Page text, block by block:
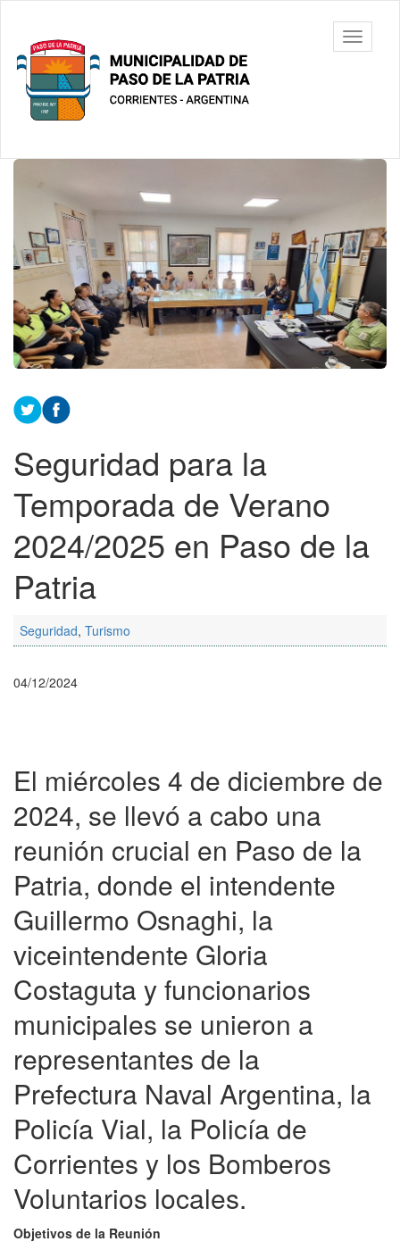
contenido
principal
Municipalidad
de Paso De
La Patria
barra
Contenido
principal
Seguridad para la
Temporada de Verano
2024/2025 en Paso de la
Patria
Seguridad, Turismo
04/12/2024
El miércoles 4 de diciembre de
2024, se llevó a cabo una
reunión crucial en Paso de la
Patria, donde el intendente
Guillermo Osnaghi, la
viceintendente Gloria
Costaguta y funcionarios
municipales se unieron a
representantes de la
Prefectura Naval Argentina, la
Policía Vial, la Policía de
Corrientes y los Bomberos
Voluntarios locales.
Objetivos de la Reunión